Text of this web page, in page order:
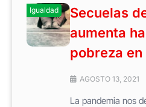
Igualdad
Secuelas
aumenta
pobreza en
AGOSTO 13, 2021
La pandemia nos